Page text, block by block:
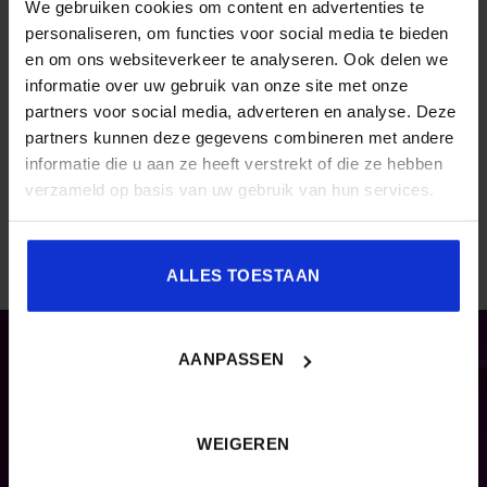
We gebruiken cookies om content en advertenties te
personaliseren, om functies voor social media te bieden
en om ons websiteverkeer te analyseren. Ook delen we
informatie over uw gebruik van onze site met onze
partners voor social media, adverteren en analyse. Deze
partners kunnen deze gegevens combineren met andere
informatie die u aan ze heeft verstrekt of die ze hebben
verzameld op basis van uw gebruik van hun services.
ALLES TOESTAAN
AANPASSEN
WEIGEREN